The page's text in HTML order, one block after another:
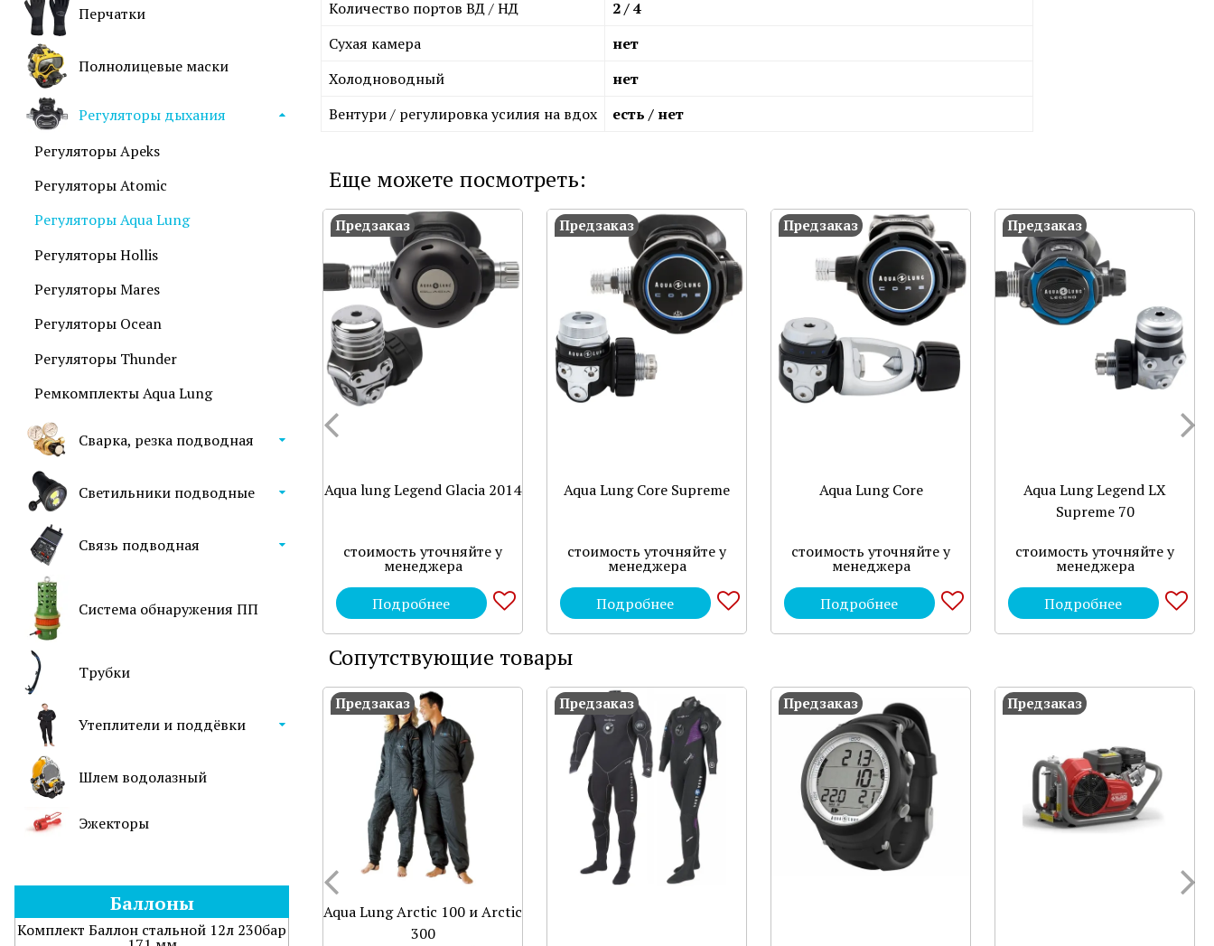
Перчатки
Полнолицевые маски
Регуляторы дыхания
Регуляторы Apeks
Регуляторы Atomic
Регуляторы Aqua Lung
Регуляторы Hollis
Регуляторы Mares
Регуляторы Ocean
Регуляторы Thunder
Ремкомплекты Aqua Lung
Сварка, резка подводная
Светильники подводные
Связь подводная
Система обнаружения ПП
Трубки
Утеплители и поддёвки
Шлем водолазный
Эжекторы
Баллоны
Комплект Баллон стальной 12л 230бар
Количество портов ВД / НД
2 / 4
Сухая камера
нет
Холодноводный
нет
Вентури / регулировка усилия на вдох
есть / нет
Еще можете посмотреть:
Предзаказ
Aqua lung Legend Glacia 2014
стоимость уточняйте у
менеджера
Подробнее
Предзаказ
Aqua Lung Core Supreme
стоимость уточняйте у
менеджера
Подробнее
Предзаказ
Aqua Lung Core
стоимость уточняйте у
менеджера
Подробнее
Предзаказ
Aqua Lung Legend LX
Supreme 70
стоимость уточняйте у
менеджера
Подробнее
Сопутствующие товары
Предзаказ
Aqua Lung Arctic 100 и Arctic
300
Предзаказ Предзаказ Предзаказ